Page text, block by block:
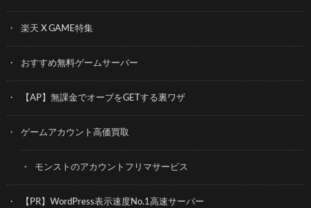
楽天 X GAME特集
おすすめ無料ゲームサーバー
【AP】無課金でオーブをGETする裏ワザ
ゲームアカウント高価買取
モンストのアカウントフリマサービス
【PR】WordPress表示速度No.1高速サーバー